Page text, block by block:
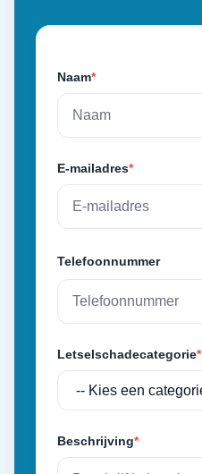
Naam*
E-mailadres*
Telefoonnummer
Letselschadecategorie*
Beschrijving*